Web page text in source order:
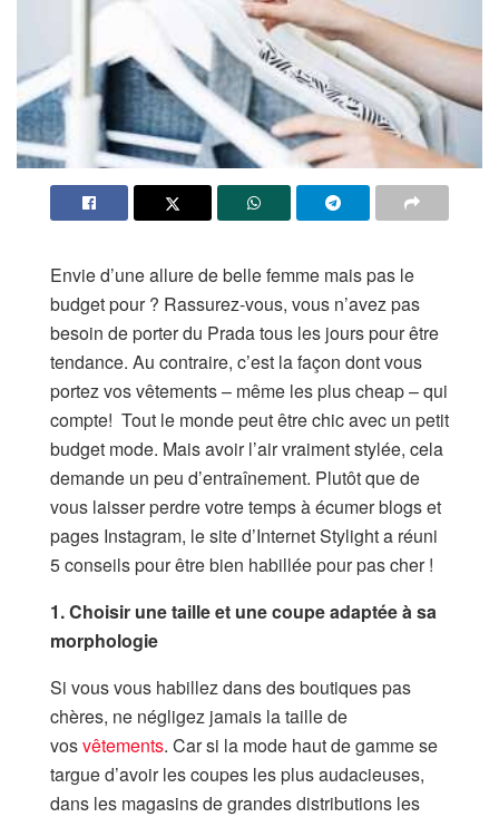
Envie d’une allure de belle femme mais pas le
budget pour ? Rassurez-vous, vous n’avez pas
besoin de porter du Prada tous les jours pour être
tendance. Au contraire, c’est la façon dont vous
portez vos vêtements – même les plus cheap – qui
compte! Tout le monde peut être chic avec un petit
budget mode. Mais avoir l’air vraiment stylée, cela
demande un peu d’entraînement. Plutôt que de
vous laisser perdre votre temps à écumer blogs et
pages Instagram, le site d’Internet Stylight a réuni
5 conseils pour être bien habillée pour pas cher !
1. Choisir une taille et une coupe adaptée à sa
morphologie
Si vous vous habillez dans des boutiques pas
chères, ne négligez jamais la taille de
vosvêtements. Car si la mode haut de gamme se
targue d’avoir les coupes les plus audacieuses,
dans les magasins de grandes distributions les